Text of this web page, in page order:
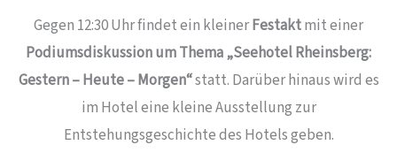
Gegen 12:30 Uhr findet ein kleinerFestaktmit einer
Podiumsdiskussion um Thema „Seehotel Rheinsberg:
Gestern – Heute – Morgen“statt. Darüber hinaus wird es
im Hotel eine kleine Ausstellung zur
Entstehungsgeschichte des Hotels geben.